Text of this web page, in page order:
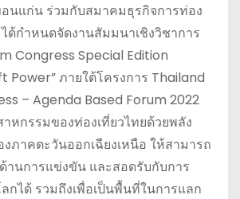
นแก่น ร่วมกับสมาคมธุรกิจการท่อง
ได้กำหนดจัดงานสัมมนาเชิงวิชาการ
Congress Special Edition
Power” ภายใต้โครงการ Thailand
– Agenda Based Forum 2022
หกรรมของท่องเที่ยวไทยด้วยพลัง
ภาคตะวันออกเฉียงเหนือ ให้สามารถ
านการแข่งขัน และสอดรับกับการ
กได้ รวมถึงเพื่อเป็นพื้นที่ในการแลก